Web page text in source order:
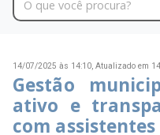
14/07/2025 às 14:10, Atualizado em
Gestão
ativo e
com assistentes